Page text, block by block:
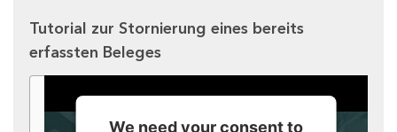
Tutorial zur Stornierung eines bereits
erfassten Beleges
We need your consent to